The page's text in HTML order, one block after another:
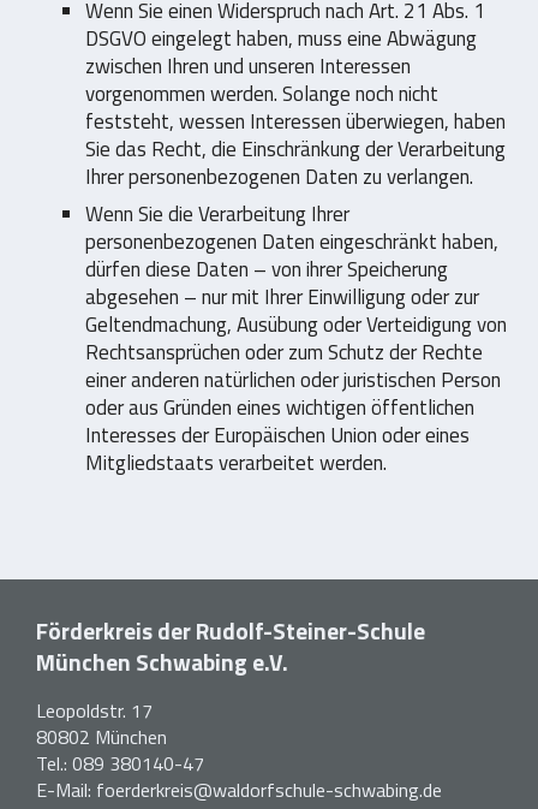
Wenn Sie einen Widerspruch nach Art. 21 Abs. 1
DSGVO eingelegt haben, muss eine Abwägung
zwischen Ihren und unseren Interessen
vorgenommen werden. Solange noch nicht
feststeht, wessen Interessen überwiegen, haben
Sie das Recht, die Einschränkung der Verarbeitung
Ihrer personenbezogenen Daten zu verlangen.
Wenn Sie die Verarbeitung Ihrer
personenbezogenen Daten eingeschränkt haben,
dürfen diese Daten – von ihrer Speicherung
abgesehen – nur mit Ihrer Einwilligung oder zur
Geltendmachung, Ausübung oder Verteidigung von
Rechtsansprüchen oder zum Schutz der Rechte
einer anderen natürlichen oder juristischen Person
oder aus Gründen eines wichtigen öffentlichen
Interesses der Europäischen Union oder eines
Mitgliedstaats verarbeitet werden.
Förderkreis der Rudolf-Steiner-Schule
München Schwabing e.V.
Leopoldstr. 17
80802 München
Tel.: 089 380140-47
E-Mail: foerderkreis@waldorfschule-schwabing.de